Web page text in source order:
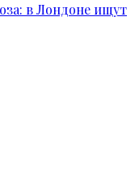
в Лондоне ищут